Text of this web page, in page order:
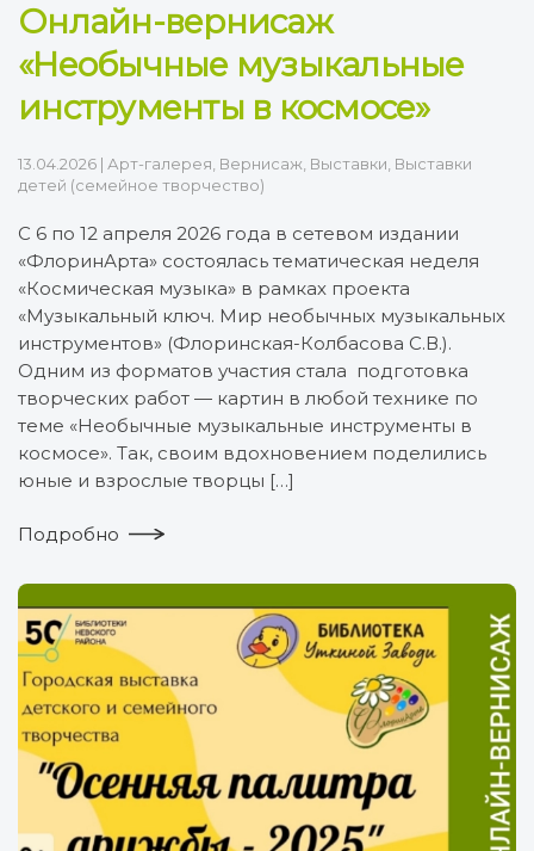
Онлайн-вернисаж
«Необычные музыкальные
инструменты в космосе»
13.04.2026 | Арт-галерея Вернисаж Выставки Выставки
детей (семейное творчество)
С 6 по 12 апреля 2026 года в сетевом издании
«ФлоринАрта» состоялась тематическая неделя
«Космическая музыка» в рамках проекта
«Музыкальный ключ. Мир необычных музыкальных
инструментов» (Флоринская-Колбасова С.В.).
Одним из форматов участия стала подготовка
творческих работ — картин в любой технике по
теме «Необычные музыкальные инструменты в
космосе». Так, своим вдохновением поделились
юные и взрослые творцы […]
Подробно